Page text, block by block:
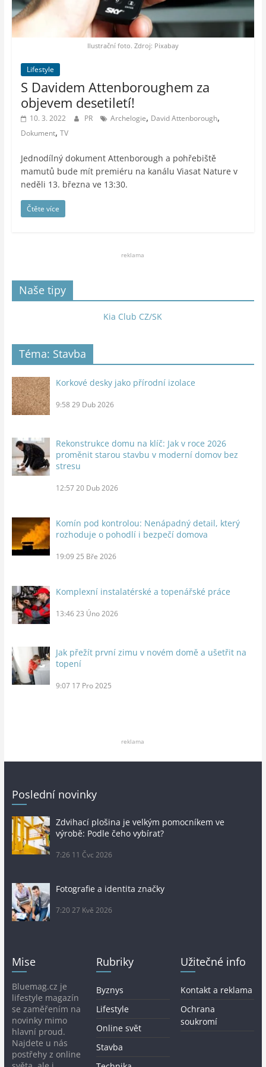
moto,
vesmír
Ilustrační foto. Zdroj: Pixabay
Lifestyle
S Davidem Attenboroughem za
objevem desetiletí!
10. 3. 2022 PR Archelogie, David Attenborough,
Dokument, TV
Jednodílný dokument Attenborough a pohřebiště
mamutů bude mít premiéru na kanálu Viasat Nature v
neděli 13. března ve 13:30.
Čtěte více
reklama
Naše tipy
Kia Club CZ/SK
Téma: Stavba
Korkové desky jako přírodní izolace
9:58 29 Dub 2026
Rekonstrukce domu na klíč: Jak v roce 2026
proměnit starou stavbu v moderní domov bez
stresu
12:57 20 Dub 2026
Komín pod kontrolou: Nenápadný detail, který
rozhoduje o pohodlí i bezpečí domova
19:09 25 Bře 2026
Komplexní instalatérské a topenářské práce
13:46 23 Úno 2026
Jak přežít první zimu v novém domě a ušetřit na
topení
9:07 17 Pro 2025
reklama
Poslední novinky
Zdvihací plošina je velkým pomocníkem ve
výrobě: Podle čeho vybírat?
7:26 11 Čvc 2026
Fotografie a identita značky
7:20 27 Kvě 2026
Mise
Bluemag.cz je
lifestyle magazín
se zaměřením na
novinky mimo
hlavní proud.
Najdete u nás
postřehy z online
Rubriky
Byznys
Lifestyle
Online svět
Stavba
Užitečné info
Kontakt a reklama
Ochrana
soukromí